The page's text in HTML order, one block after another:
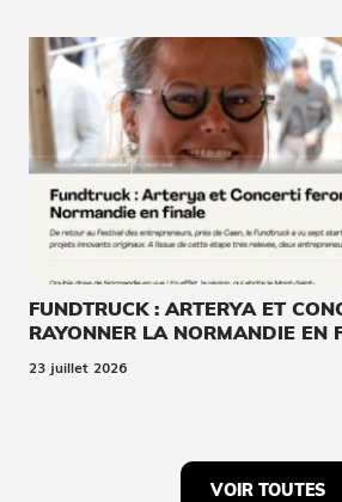
FUNDTRUCK : ARTERYA ET
RAYONNER LA NORMANDIE EN
23 juillet 2026
VOIR TOUTES